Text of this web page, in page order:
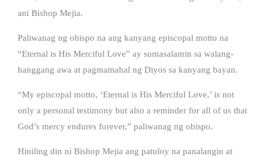
ani Bishop Mejia.
Paliwanag ng obispo na ang kanyang episcopal motto na
“Eternal is His Merciful Love” ay sumasalamin sa walang-
hanggang awa at pagmamahal ng Diyos sa kanyang bayan.
“My episcopal motto, ‘Eternal is His Merciful Love,’ is not
only a personal testimony but also a reminder for all of us that
God’s mercy endures forever,” paliwanag ng obispo.
Hiniling din ni Bishop Mejia ang patuloy na panalangin at